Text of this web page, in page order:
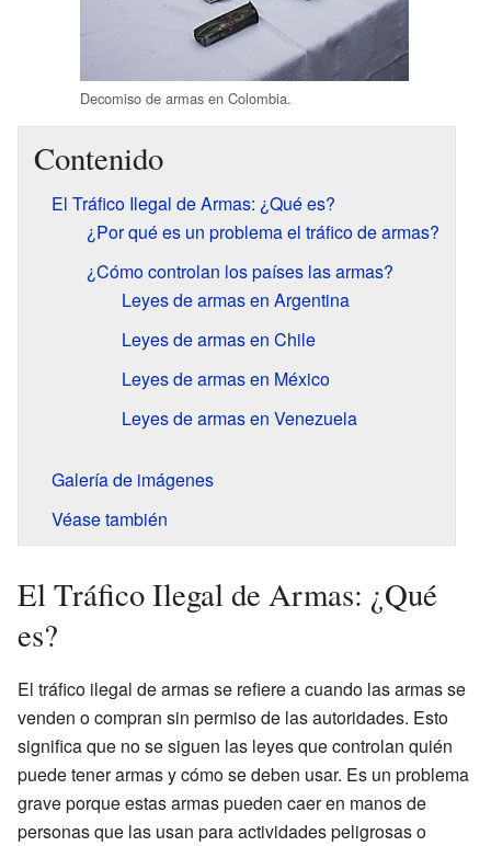
Decomiso de armas en Colombia.
Contenido
El Tráfico Ilegal de Armas: ¿Qué es?
¿Por qué es un problema el tráfico de armas?
¿Cómo controlan los países las armas?
Leyes de armas en Argentina
Leyes de armas en Chile
Leyes de armas en México
Leyes de armas en Venezuela
Galería de imágenes
Véase también
El Tráfico Ilegal de Armas: ¿Qué
es?
El tráfico ilegal de armas se refiere a cuando las armas se
venden o compran sin permiso de las autoridades. Esto
significa que no se siguen las leyes que controlan quién
puede tener armas y cómo se deben usar. Es un problema
grave porque estas armas pueden caer en manos de
personas que las usan para actividades peligrosas o